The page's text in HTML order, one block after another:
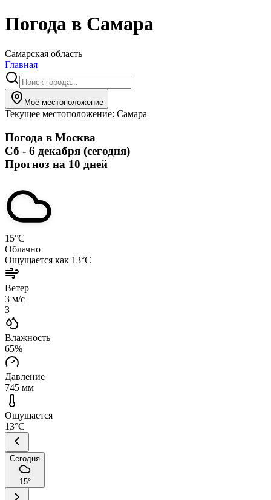
Погода в Самара
Самарская область
Главная
Моё местоположение
Текущее местоположение: Самара
Погода в Москва
Сб - 6 декабря (сегодня)
Прогноз на 10 дней
15°C
Облачно
Ощущается как 13°C
Ветер
3 м/с
З
Влажность
65%
Давление
745 мм
Ощущается
13°C
Сегодня
15°